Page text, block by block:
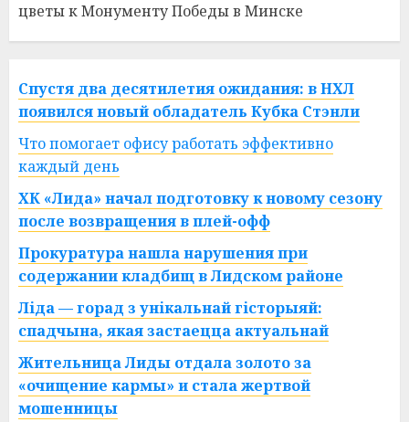
цветы к Монументу Победы в Минске
Спустя два десятилетия ожидания: в НХЛ
появился новый обладатель Кубка Стэнли
Что помогает офису работать эффективно
каждый день
ХК «Лида» начал подготовку к новому сезону
после возвращения в плей-офф
Прокуратура нашла нарушения при
содержании кладбищ в Лидском районе
Ліда — горад з унікальнай гісторыяй:
спадчына, якая застаецца актуальнай
Жительница Лиды отдала золото за
«очищение кармы» и стала жертвой
мошенницы